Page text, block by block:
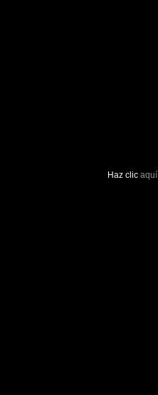
Haz clic aquí